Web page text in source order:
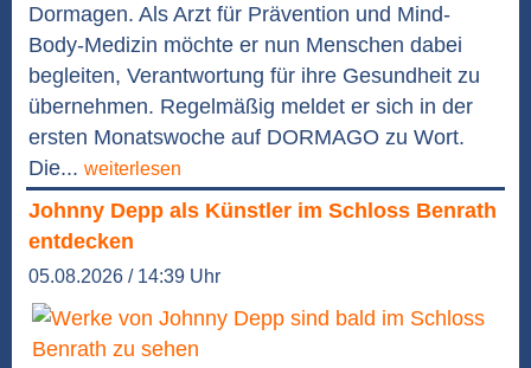
Dormagen. Als Arzt für Prävention und Mind-
Body-Medizin möchte er nun Menschen dabei
begleiten, Verantwortung für ihre Gesundheit zu
übernehmen. Regelmäßig meldet er sich in der
ersten Monatswoche auf DORMAGO zu Wort.
Die... weiterlesen
Johnny Depp als Künstler im Schloss Benrath
entdecken
05.08.2026 / 14:39 Uhr